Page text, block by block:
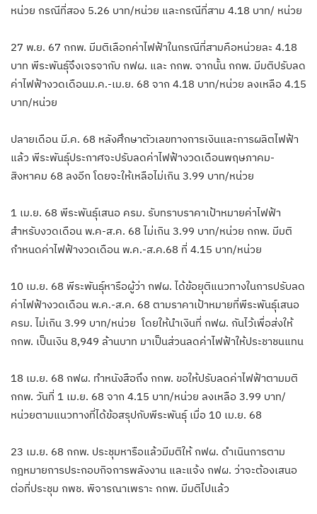
หน่วย กรณีที่สอง 5.26 บาท/หน่วย และกรณีที่สาม 4.18 บาท/ หน่วย
27 พ.ย. 67 กกพ. มีมติเลือกค่าไฟฟ้าในกรณีที่สามคือหน่วยละ 4.18
บาท พีระพันธุ์จึงเจรจากับ กฟผ. และ กกพ. จากนั้น กกพ. มีมติปรับลด
ค่าไฟฟ้างวดเดือนม.ค.-เม.ย. 68 จาก 4.18 บาท/หน่วย ลงเหลือ 4.15
บาท/หน่วย
ปลายเดือน มี.ค. 68 หลังศึกษาตัวเลขทางการเงินและการผลิตไฟฟ้า
แล้ว พีระพันธุ์ประกาศจะปรับลดค่าไฟฟ้างวดเดือนพฤษภาคม-
สิงหาคม 68 ลงอีก โดยจะให้เหลือไม่เกิน 3.99 บาท/หน่วย
1 เม.ย. 68 พีระพันธุ์เสนอ ครม. รับทราบราคาเป้าหมายค่าไฟฟ้า
สำหรับงวดเดือน พ.ค-ส.ค. 68 ไม่เกิน 3.99 บาท/หน่วย กกพ. มีมติ
กำหนดค่าไฟฟ้างวดเดือน พ.ค.-ส.ค.68 ที่ 4.15 บาท/หน่วย
10 เม.ย. 68 พีระพันธุ์หารือผู้ว่า กฟผ. ได้ข้อยุติแนวทางในการปรับลด
ค่าไฟฟ้างวดเดือน พ.ค.-ส.ค. 68 ตามราคาเป้าหมายที่พีระพันธุ์เสนอ
ครม. ไม่เกิน 3.99 บาท/หน่วย โดยให้นำเงินที่ กฟผ. กันไว้เพื่อส่งให้
กกพ. เป็นเงิน 8,949 ล้านบาท มาเป็นส่วนลดค่าไฟฟ้าให้ประชาชนแทน
18 เม.ย. 68 กฟผ. ทำหนังสือถึง กกพ. ขอให้ปรับลดค่าไฟฟ้าตามมติ
กกพ. วันที่ 1 เม.ย. 68 จาก 4.15 บาท/หน่วย ลงเหลือ 3.99 บาท/
หน่วยตามแนวทางที่ได้ข้อสรุปกับพีระพันธุ์ เมื่อ 10 เม.ย. 68
23 เม.ย. 68 กกพ. ประชุมหารือแล้วมีมติให้ กฟผ. ดำเนินการตาม
กฎหมายการประกอบกิจการพลังงาน และแจ้ง กฟผ. ว่าจะต้องเสนอ
ต่อที่ประชุม กพช. พิจารณาเพราะ กกพ. มีมติไปแล้ว